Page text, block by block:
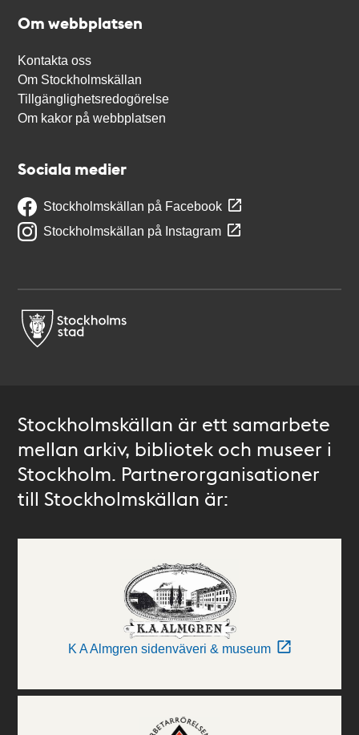
Om webbplatsen
Kontakta oss
Om Stockholmskällan
Tillgänglighetsredogörelse
Om kakor på webbplatsen
Sociala medier
Stockholmskällan på Facebook
Stockholmskällan på Instagram
Stockholmskällan är ett samarbete
mellan arkiv, bibliotek och museer i
Stockholm. Partnerorganisationer
till Stockholmskällan är:
K A Almgren sidenväveri & museum